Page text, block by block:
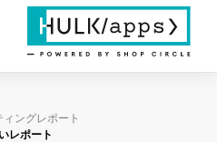
ングレポート
レポート